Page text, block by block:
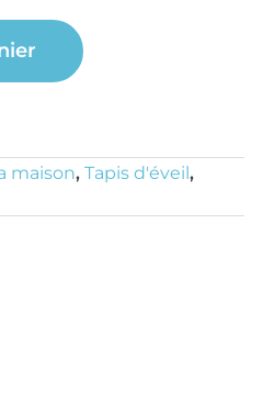
maison, Tapis d'éveil ,